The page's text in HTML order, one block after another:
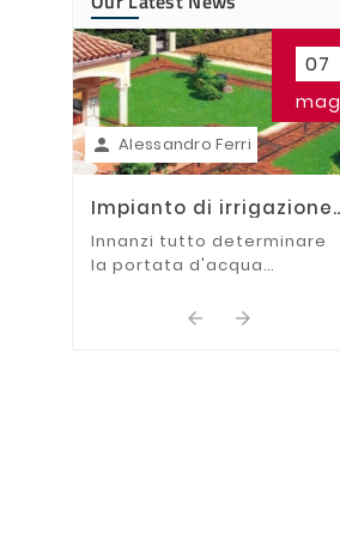
07
mag
 Alessandro Ferri
Impianto di irrigazione:
Innanzi tutto determinare
la portata d'acqua
 